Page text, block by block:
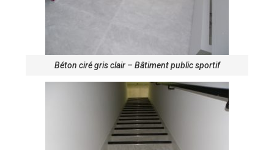
Béton ciré gris clair – Bâtiment public sportif